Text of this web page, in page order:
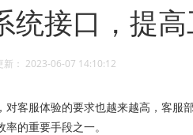
统接口，提
： 2023-06-07 14:10:12
客服体验的要求也越来越高，客服
的重要手段之一。